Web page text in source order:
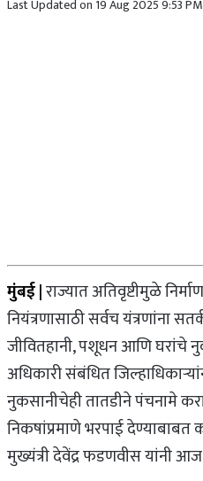
Last Updated on 19 Aug 2025 9:53
मुंबई |राज्यात अतिवृष्टीमुळे
नियंत्रणासाठी सर्वच यंत्रणांना
जीवितहानी, पशूधन आणि घरांचे
अधिकारी संबंधित
नुकसानीचेही तातडीने पंचनामे
निकषांप्रमाणे भरपाई देण्याबाबत
मुख्यंत्री देवेंद्र फडणवीस यांनी